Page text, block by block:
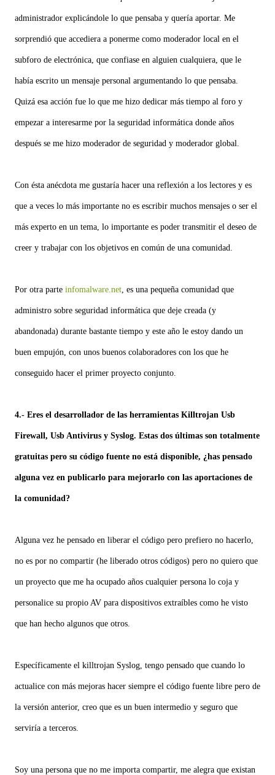
administrador explicándole lo que pensaba y quería aportar. Me
sorprendió que accediera a ponerme como moderador local en el
subforo de electrónica, que confiase en alguien cualquiera, que le
había escrito un mensaje personal argumentando lo que pensaba.
Quizá esa acción fue lo que me hizo dedicar más tiempo al foro y
empezar a interesarme por la seguridad informática donde años
después se me hizo moderador de seguridad y moderador global.
Con ésta anécdota me gustaría hacer una reflexión a los lectores y es
que a veces lo más importante no es escribir muchos mensajes o ser el
más experto en un tema, lo importante es poder transmitir el deseo de
creer y trabajar con los objetivos en común de una comunidad.
Por otra parte infomalware.net, es una pequeña comunidad que
administro sobre seguridad informática que deje creada (y
abandonada) durante bastante tiempo y este año le estoy dando un
buen empujón, con unos buenos colaboradores con los que he
conseguido hacer el primer proyecto conjunto.
4.- Eres el desarrollador de las herramientas Killtrojan Usb
Firewall, Usb Antivirus y Syslog. Estas dos últimas son totalmente
gratuitas pero su código fuente no está disponible, ¿has pensado
alguna vez en publicarlo para mejorarlo con las aportaciones de
la comunidad?
Alguna vez he pensado en liberar el código pero prefiero no hacerlo,
no es por no compartir (he liberado otros códigos) pero no quiero que
un proyecto que me ha ocupado años cualquier persona lo coja y
personalice su propio AV para dispositivos extraíbles como he visto
que han hecho algunos que otros.
Específicamente el killtrojan Syslog, tengo pensado que cuando lo
actualice con más mejoras hacer siempre el código fuente libre pero de
la versión anterior, creo que es un buen intermedio y seguro que
serviría a terceros.
Soy una persona que no me importa compartir, me alegra que existan